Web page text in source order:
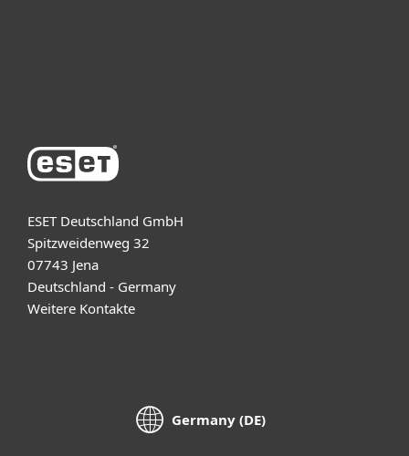
ESET Deutschland GmbH
Spitzweidenweg 32
07743 Jena
Deutschland - Germany
Weitere Kontakte
Germany (DE)